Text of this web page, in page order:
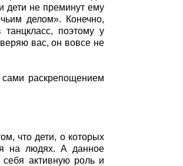
дети не преминут ему
делом». Конечно,
поэтому у
вас, он вовсе не
раскрепощением
что дети, о которых
на людях. А данное
активную роль и